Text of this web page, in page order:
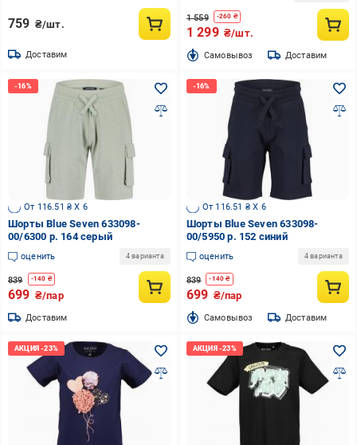
759 ₴/шт.
Доставим
1 559 -260 ₴
1 299 ₴/шт.
Cамовывоз Доставим
От 116.51 ₴ X 6
Шорты Blue Seven 633098-
00/6300 р. 164 серый
оценить 4 варианта
839 -140 ₴
699 ₴/пар
Доставим
От 116.51 ₴ X 6
Шорты Blue Seven 633098-
00/5950 р. 152 синий
оценить 4 варианта
839 -140 ₴
699 ₴/пар
Cамовывоз Доставим